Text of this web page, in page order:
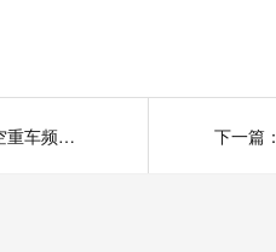
鑫钻小知识|说明螺杆式空压机空重车频繁的原因，如何处理? 下一篇：